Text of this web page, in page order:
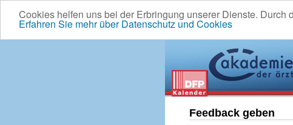
Cookies helfen uns bei der Erbringung unserer Dienste.
Erfahren Sie mehr über Datenschutz und Cookies
Feedback geben